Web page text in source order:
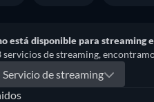
está disponible para streaming
servicios de streaming,
Servicio de streaming